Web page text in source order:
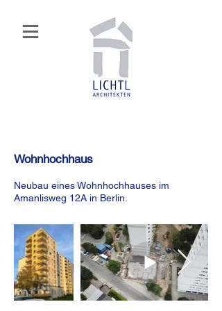
Wohnhochhaus
Neubau eines Wohnhochhauses im
Amanlisweg 12A in Berlin.